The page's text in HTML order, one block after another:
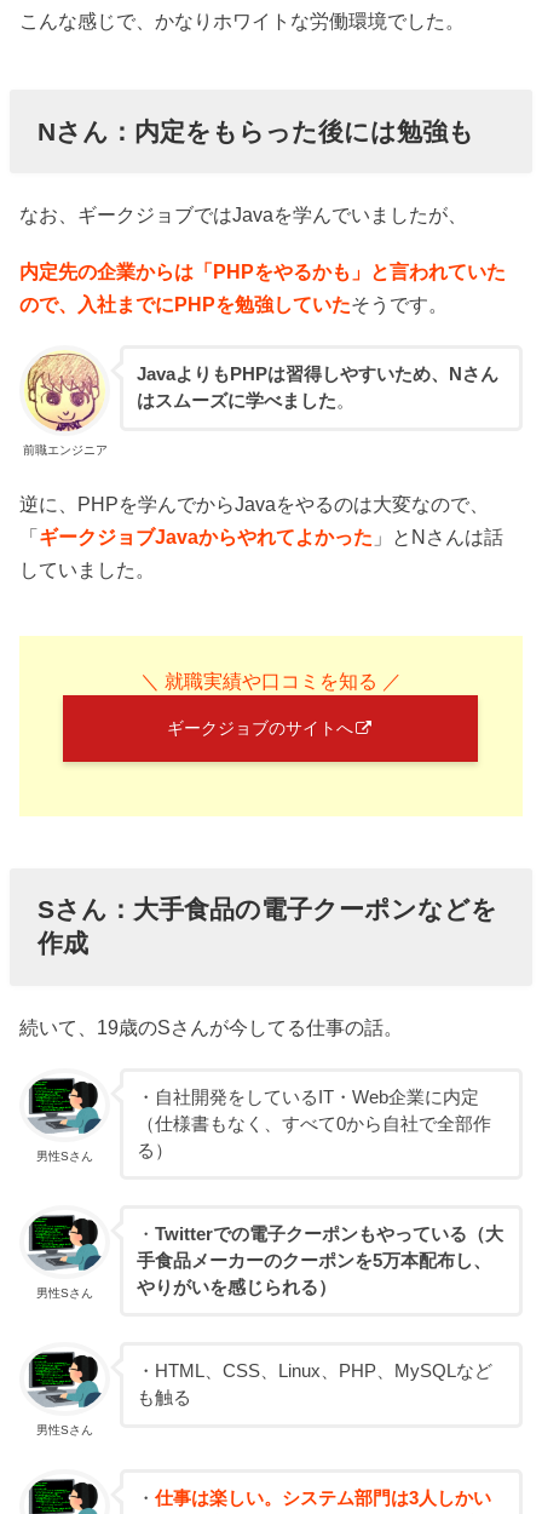
こんな感じで、かなりホワイトな労働環境でした。
Nさん：内定をもらった後には勉強も
なお、ギークジョブではJavaを学んでいましたが、
内定先の企業からは「PHPをやるかも」と言われていた
ので、入社までにPHPを勉強していたそうです。
前職エンジニア
JavaよりもPHPは習得しやすいため、Nさん
はスムーズに学べました。
逆に、PHPを学んでからJavaをやるのは大変なので、
「 ギークジョブJavaからやれてよかった 」とNさんは話
していました。
＼ 就職実績や口コミを知る ／
ギークジョブのサイトへ
Sさん：大手食品の電子クーポンなどを
作成
続いて、19歳のSさんが今してる仕事の話。
男性Sさん
・自社開発をしているIT・Web企業に内定
（仕様書もなく、すべて0から自社で全部作
る）
男性Sさん
・ Twitterでの電子クーポンもやっている（大
手食品メーカーのクーポンを5万本配布し、
やりがいを感じられる）
男性Sさん
・HTML、CSS、Linux、PHP、MySQLなど
も触る
・ 仕事は楽しい。システム部門は3人しかい